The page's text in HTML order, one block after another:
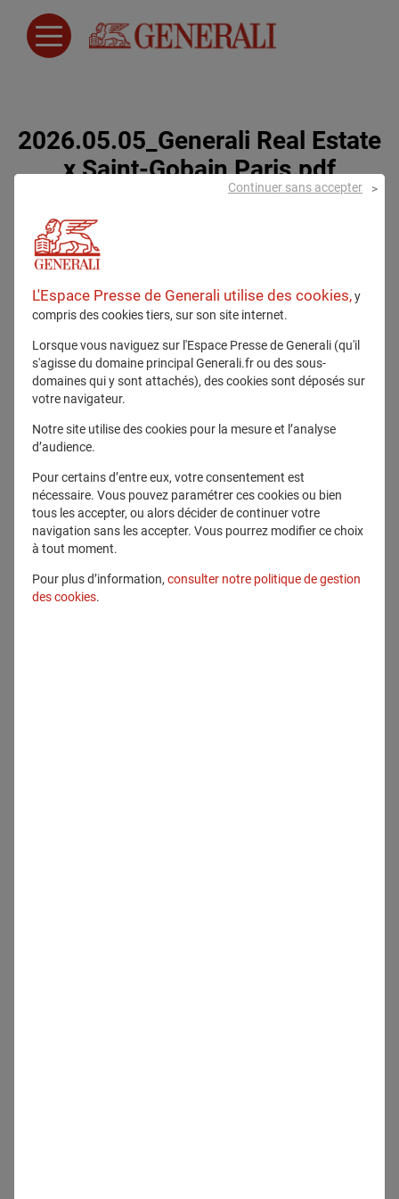
2026.05.05_Generali Real Estate
x Saint-Gobain Paris.pdf
Tous droits réservés
Télécharger ce fichier
Voir en plein écran
L'Espace Presse de Generali utilise des cookies,y
compris des cookies tiers, sur son site internet.
Lorsque vous naviguez sur l'Espace Presse de Generali (qu'il
s'agisse du domaine principal Generali.fr ou des sous-
domaines qui y sont attachés), des cookies sont déposés sur
votre navigateur.
Notre site utilise des cookies pour la mesure et l’analyse
d’audience.
Pour certains d’entre eux, votre consentement est
nécessaire. Vous pouvez paramétrer ces cookies ou bien
tous les accepter, ou alors décider de continuer votre
navigation sans les accepter. Vous pourrez modifier ce choix
à tout moment.
Pour plus d’information, consulter notre politique de gestion
des cookies.
Continuer sans accepter